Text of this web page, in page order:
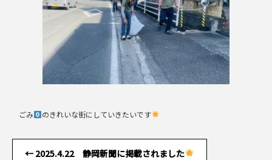
ごみ のきれいな街にしていきたいです
← 2025.4.22 静岡新聞に掲載されました